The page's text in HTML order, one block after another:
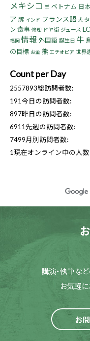
メキシコ 羊 ベトナム 日
ア 豚 インド フランス語 犬
ン 食事 修理 ドヤ街 ジュース
福岡 情報 外国語 誕生日 牛
の目標 お金 熊 エチオピア 世界
Count per Day
2557893総訪問者数:
191今日の訪問者数:
897昨日の訪問者数:
6911先週の訪問者数:
7499月別訪問者数:
1現在オンライン中の人
講演・執筆など
お気軽に
お